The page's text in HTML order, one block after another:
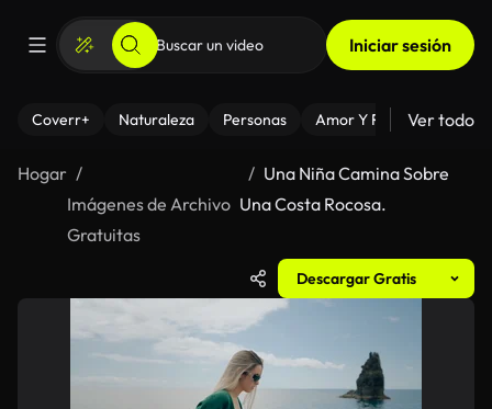
Iniciar sesión
Coverr+ Naturaleza Personas Amor Y Relaciones
Ver todo
Hogar
Imágenes de Archivo
Gratuitas
Una Niña Camina Sobre
Una Costa Rocosa.
Descargar Gratis